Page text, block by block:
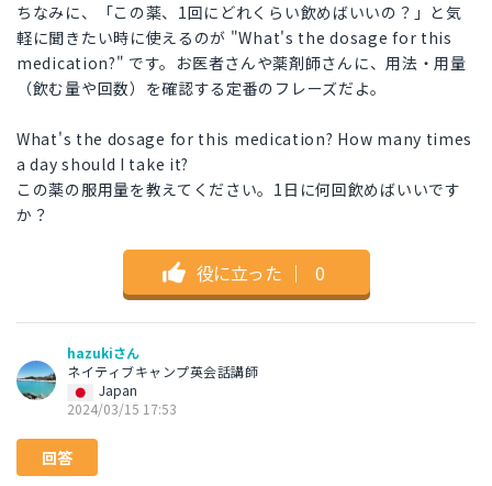
ちなみに、「この薬、1回にどれくらい飲めばいいの？」と気
軽に聞きたい時に使えるのが "What's the dosage for this
medication?" です。お医者さんや薬剤師さんに、用法・用量
（飲む量や回数）を確認する定番のフレーズだよ。
What's the dosage for this medication? How many times
a day should I take it?
この薬の服用量を教えてください。1日に何回飲めばいいです
か？
役に立った ｜ 0
hazukiさん
ネイティブキャンプ英会話講師
Japan
2024/03/15 17:53
回答